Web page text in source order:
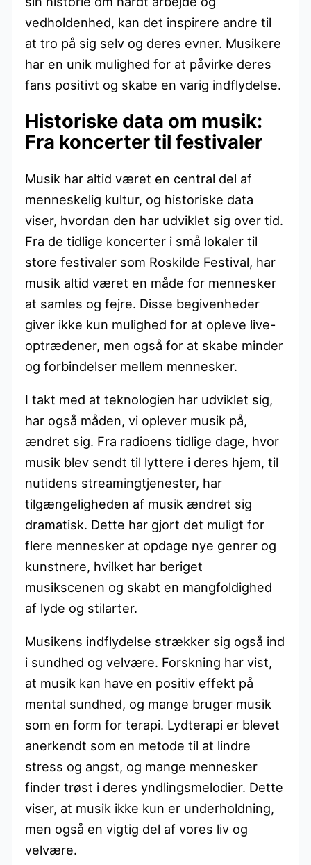
vedholdenhed, kan det inspirere andre til
at tro på sig selv og deres evner. Musikere
har en unik mulighed for at påvirke deres
fans positivt og skabe en varig indflydelse.
Historiske data om musik:
Fra koncerter til festivaler
Musik har altid været en central del af
menneskelig kultur, og historiske data
viser, hvordan den har udviklet sig over tid.
Fra de tidlige koncerter i små lokaler til
store festivaler som Roskilde Festival, har
musik altid været en måde for mennesker
at samles og fejre. Disse begivenheder
giver ikke kun mulighed for at opleve live-
optrædener, men også for at skabe minder
og forbindelser mellem mennesker.
I takt med at teknologien har udviklet sig,
har også måden, vi oplever musik på,
ændret sig. Fra radioens tidlige dage, hvor
musik blev sendt til lyttere i deres hjem, til
nutidens streamingtjenester, har
tilgængeligheden af musik ændret sig
dramatisk. Dette har gjort det muligt for
flere mennesker at opdage nye genrer og
kunstnere, hvilket har beriget
musikscenen og skabt en mangfoldighed
af lyde og stilarter.
Musikens indflydelse strækker sig også ind
i sundhed og velvære. Forskning har vist,
at musik kan have en positiv effekt på
mental sundhed, og mange bruger musik
som en form for terapi. Lydterapi er blevet
anerkendt som en metode til at lindre
stress og angst, og mange mennesker
finder trøst i deres yndlingsmelodier. Dette
viser, at musik ikke kun er underholdning,
men også en vigtig del af vores liv og
velvære.